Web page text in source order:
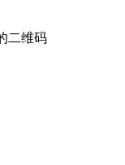
二维码